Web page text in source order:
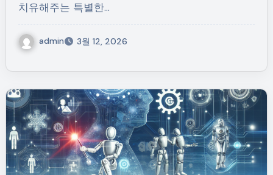
치유해주는 특별한…
admin 3월 12, 2026